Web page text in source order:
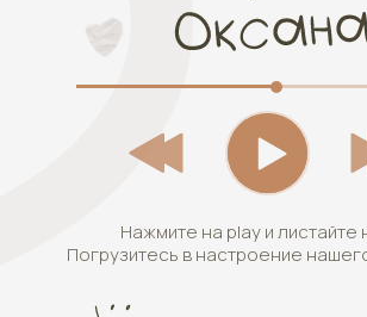
Нажмите на play и листайте
Погрузитесь в настроение